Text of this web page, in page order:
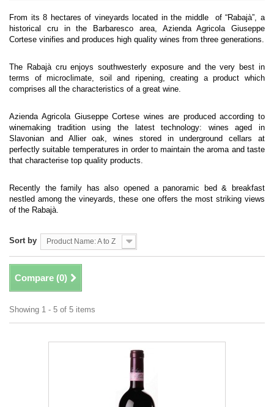
From its 8 hectares of vineyards located in the middle of “Rabajà”, a
historical cru in the Barbaresco area, Azienda Agricola Giuseppe
Cortese vinifies and produces high quality wines from three generations.
The Rabajà cru enjoys southwesterly exposure and the very best in
terms of microclimate, soil and ripening, creating a product which
comprises all the characteristics of a great wine.
Azienda Agricola Giuseppe Cortese wines are produced according to
winemaking tradition using the latest technology: wines aged in
Slavonian and Allier oak, wines stored in underground cellars at
perfectly suitable temperatures in order to maintain the aroma and taste
that characterise top quality products.
Recently the family has also opened a panoramic bed & breakfast
nestled among the vineyards, these one offers the most striking views
of the Rabajà.
Sort by Product Name: A to Z
Compare (0)
Showing 1 - 5 of 5 items